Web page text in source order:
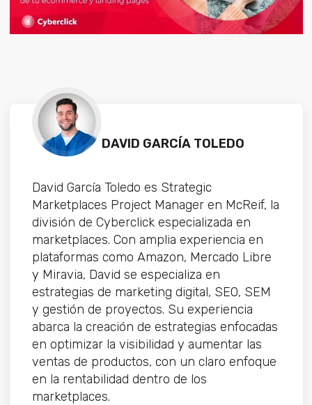
DAVID GARCÍA TOLEDO
David García Toledo es Strategic
Marketplaces Project Manager en McReif, la
división de Cyberclick especializada en
marketplaces. Con amplia experiencia en
plataformas como Amazon, Mercado Libre
y Miravia, David se especializa en
estrategias de marketing digital, SEO, SEM
y gestión de proyectos. Su experiencia
abarca la creación de estrategias enfocadas
en optimizar la visibilidad y aumentar las
ventas de productos, con un claro enfoque
en la rentabilidad dentro de los
marketplaces.